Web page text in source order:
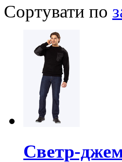
Сортувати по
Светр-